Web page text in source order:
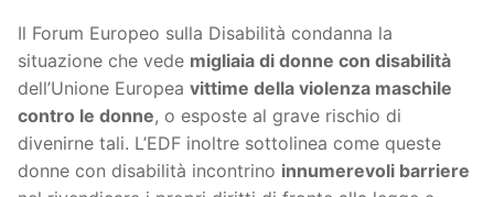
Il Forum Europeo sulla Disabilità condanna la
situazione che vede migliaia di donne con disabilità
dell’Unione Europea vittime della violenza maschile
contro le donne, o esposte al grave rischio di
divenirne tali. L’EDF inoltre sottolinea come queste
donne con disabilità incontrino innumerevoli barriere